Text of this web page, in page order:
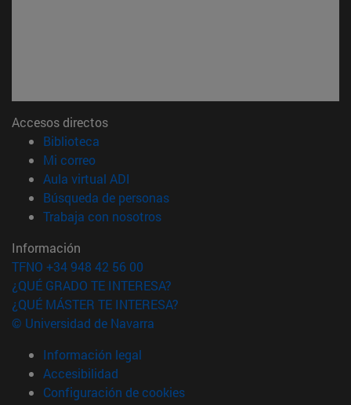
Accesos directos
Biblioteca
Mi correo(abre en nueva ventana)
Aula virtual ADI
Búsqueda de personas(abre en nueva ventana)
Trabaja con nosotros(abre en nueva ventana)
Información
TFNO +34 948 42 56 00
¿QUÉ GRADO TE INTERESA?
¿QUÉ MÁSTER TE INTERESA?
© Universidad de Navarra
Información legal
Accesibilidad
Configuración de cookies